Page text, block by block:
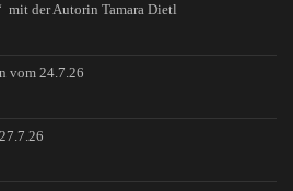
mit der Autorin Tamara Dietl
vom 24.7.26